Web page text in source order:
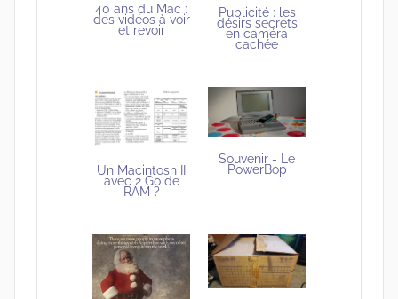
40 ans du Mac :
des vidéos à voir
et revoir
Publicité : les
désirs secrets
en caméra
cachée
Un Macintosh II
avec 2 Go de
RAM ?
Souvenir - Le
PowerBop